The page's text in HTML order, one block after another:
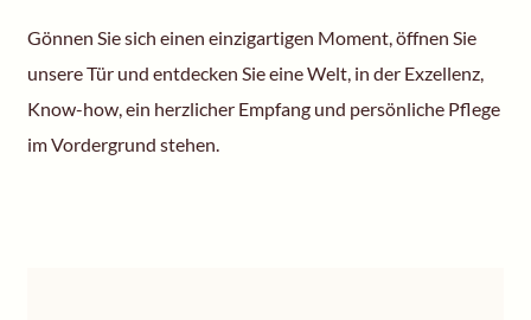
Gönnen Sie sich einen einzigartigen Moment, öffnen Sie
unsere Tür und entdecken Sie eine Welt, in der Exzellenz,
Know-how, ein herzlicher Empfang und persönliche Pflege
im Vordergrund stehen.